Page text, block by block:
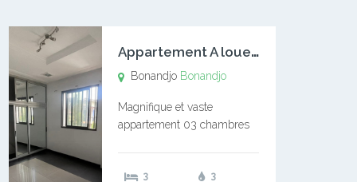
A
ppartement A louer Bonandjo
Bonandjo Bonandjo
Magnifique et vaste
appartement 03 chambres
douches 01 vaste salon 01
3
3